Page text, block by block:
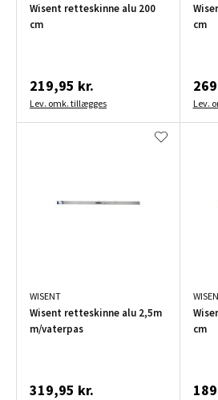
Wisent retteskinne alu 200
cm
219,95 kr.
Lev. omk. tillægges
cm
Lev.
WISENT
Wisent retteskinne alu 2,5m
m/vaterpas
319,95 kr.
cm